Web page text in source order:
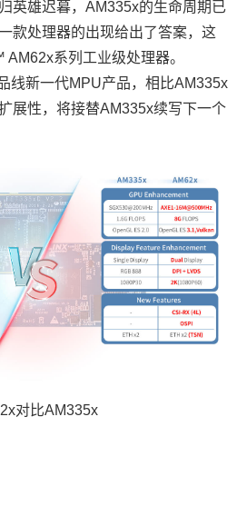
英雄迟暮，AM335x的生命周期已
款处理器的出现给出了答案，这
系列工业级处理器。
线新一代MPU产品，相比AM335x
展性，将接替AM335x续写下一个
对比AM335x